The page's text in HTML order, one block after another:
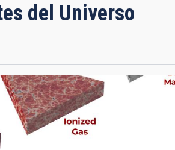
del Universo